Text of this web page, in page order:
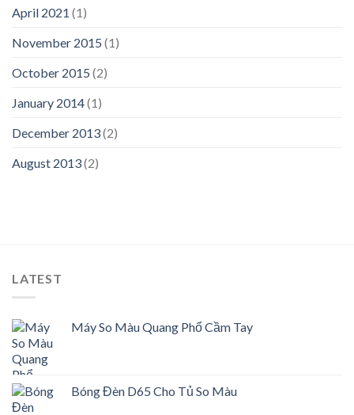
April 2021 (1)
November 2015 (1)
October 2015 (2)
January 2014(1)
December 2013(2)
August 2013(2)
LATEST
Máy So Màu Quang Phổ Cầm Tay
Bóng Đèn D65 Cho Tủ So Màu